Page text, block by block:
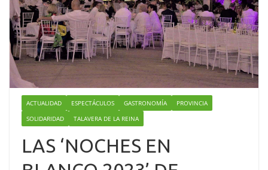
ACTUALIDAD ESPECTÁCULOS GASTRONOMÍA
PROVINCIA
SOLIDARIDAD
TALAVERA DE LA REINA
LAS ‘NOCHES EN